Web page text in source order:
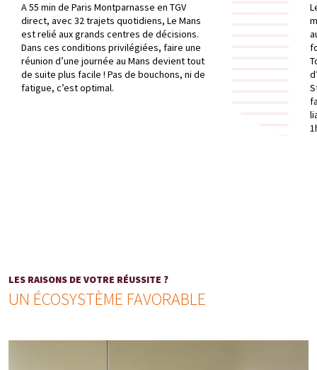
A 55 min de Paris Montparnasse en TGV
direct, avec 32 trajets quotidiens, Le Mans
est relié aux grands centres de décisions.
Dans ces conditions privilégiées, faire une
réunion d’une journée au Mans devient tout
de suite plus facile ! Pas de bouchons, ni de
fatigue, c’est optimal.
LES RAISONS DE VOTRE RÉUSSITE ?
UN ÉCOSYSTÈME FAVORABLE